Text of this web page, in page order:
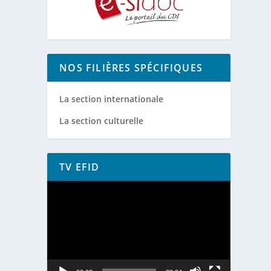
NOS FILIÈRES SPÉCIFIQUES
La section internationale
La section culturelle
TV EFID
Lecteur